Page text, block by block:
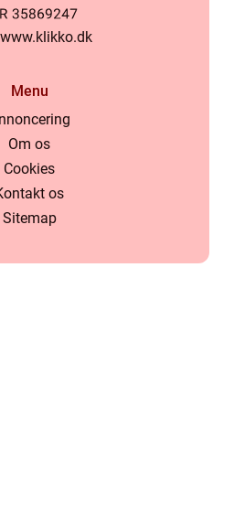
www.klikko.dk
Menu
Om os
Cookies
os
Sitemap